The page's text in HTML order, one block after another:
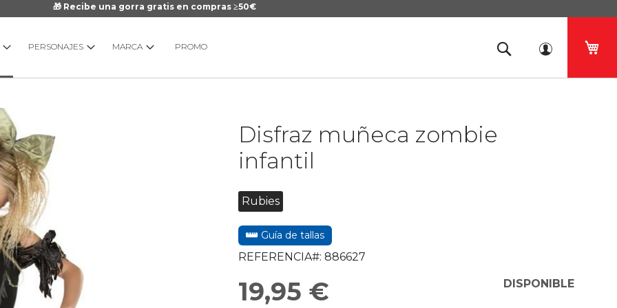
🎁 Recibe una gorra gratis en compras ≥50€
PERSONAJES MARCA PROMO
Disfraz muñeca zombie
infantil
Rubies
Guía de tallas
REFERENCIA#: 886627
19,95 € DISPONIBLE
galería
imágenes